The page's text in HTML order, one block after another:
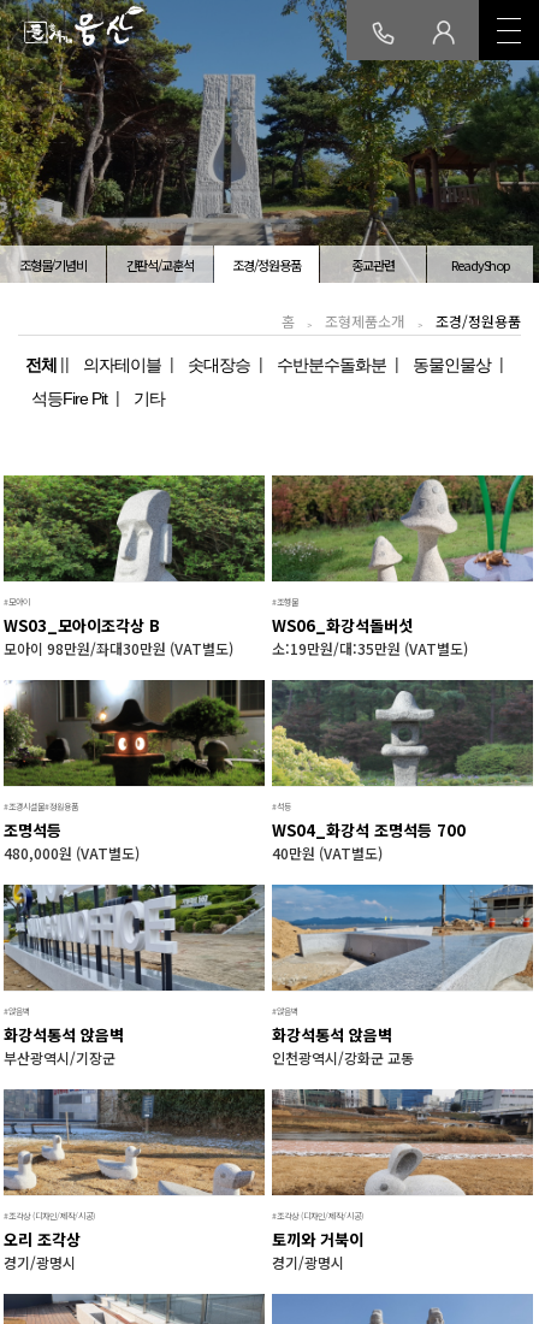
회사소개
인사말 연혁/인증 품질 오시는길
보령공장소개
생산설비 공장전경 오시는길
조형물/기념비 간판석/교훈석 조경/정원용품 종교관련
머릿돌/준공석 교명주/교명판 실명제/관로석 기념식수비
웅산석재쇼핑몰
시공사례
시공갤러리
고객지원
카카오톡 자주하는질문 이메일상담
조형물/기념비 간판석/교훈석 조경/정원용품 종교관련 ReadyShop
홈 조형제품소개 조경/정원용품
전체 의자테이블 솟대장승 수반분수돌화분
동물인물상
석등Fire Pit
기타
#모아이
WS03_모아이조각상 B
모아이 98만원/좌대30만원 (VAT별도)
#조형물
WS06_화강석돌버섯
소:19만원/대:35만원 (VAT별도)
#조경시설물#정원용품
조명석등
480,000원 (VAT별도)
#석등
WS04_화강석 조명석등 700
40만원 (VAT별도)
#앉음벽
화강석통석 앉음벽
부산광역시/기장군
#앉음벽
화강석통석 앉음벽
인천광역시/강화군 교동
#조각상 (디자인/제작/시공)
오리 조각상
경기/광명시
#조각상 (디자인/제작/시공)
토끼와 거북이
경기/광명시